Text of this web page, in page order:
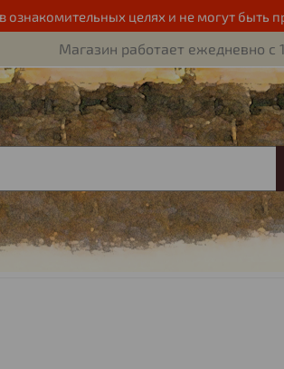
целях и не могут быть
Магазин работает ежедневно с